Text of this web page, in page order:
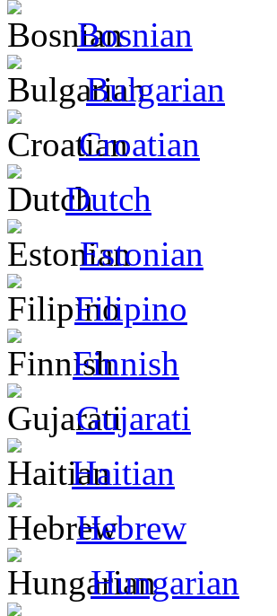
Bosnian
Bulgarian
Croatian
Dutch
Estonian
Filipino
Finnish
Gujarati
Haitian
Hebrew
Hungarian